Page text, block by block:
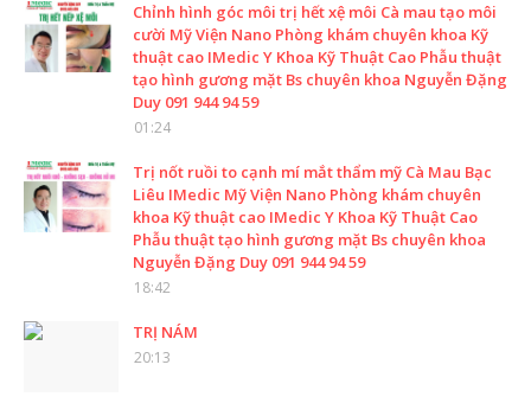
Chỉnh hình góc môi trị hết xệ môi Cà mau tạo môi
cười Mỹ Viện Nano Phòng khám chuyên khoa Kỹ
thuật cao IMedic Y Khoa Kỹ Thuật Cao Phẫu thuật
tạo hình gương mặt Bs chuyên khoa Nguyễn Đặng
Duy 091 944 94 59
01:24
Trị nốt ruồi to cạnh mí mắt thẩm mỹ Cà Mau Bạc
Liêu IMedic Mỹ Viện Nano Phòng khám chuyên
khoa Kỹ thuật cao IMedic Y Khoa Kỹ Thuật Cao
Phẫu thuật tạo hình gương mặt Bs chuyên khoa
Nguyễn Đặng Duy 091 944 94 59
18:42
TRỊ NÁM
20:13